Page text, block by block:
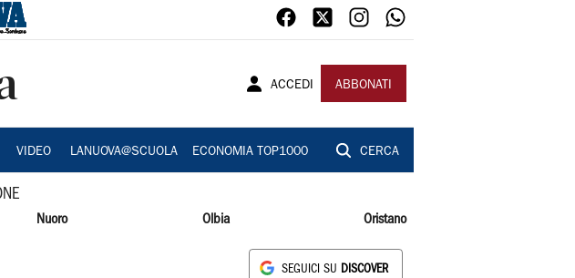
ACCEDI ABBONATI
VIDEO LANUOVA@SCUOLA ECONOMIA TOP1000 CERCA
Nuoro Olbia Oristano
SEGUICI SU DISCOVER